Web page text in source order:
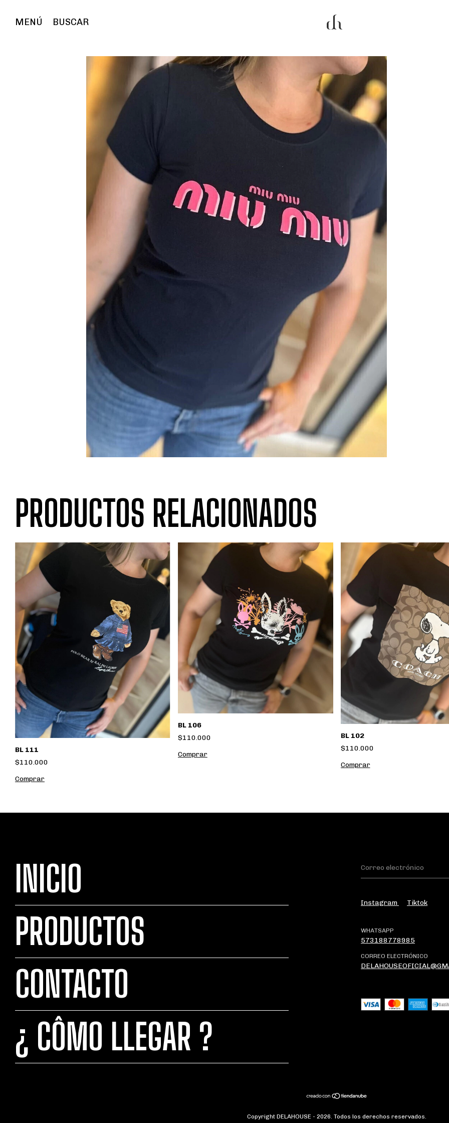
MENÚ BUSCAR
PRODUCTOS RELACIONADOS
BL 111
$110.000
Comprar
BL 106
$110.000
Comprar
BL 102
$110.000
Comprar
INICIO
PRODUCTOS
CONTACTO
¿ CÔMO LLEGAR ?
Instagram Tiktok
WHATSAPP
573188778985
CORREO ELECTRÓNICO
Copyright DELAHOUSE - 2026. Todos los derechos reservados.